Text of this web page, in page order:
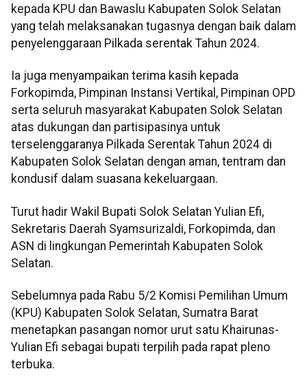
kepada KPU dan Bawaslu Kabupaten Solok Selatan
yang telah melaksanakan tugasnya dengan baik dalam
penyelenggaraan Pilkada serentak Tahun 2024.
Ia juga menyampaikan terima kasih kepada
Forkopimda, Pimpinan Instansi Vertikal, Pimpinan OPD
serta seluruh masyarakat Kabupaten Solok Selatan
atas dukungan dan partisipasinya untuk
terselenggaranya Pilkada Serentak Tahun 2024 di
Kabupaten Solok Selatan dengan aman, tentram dan
kondusif dalam suasana kekeluargaan.
Turut hadir Wakil Bupati Solok Selatan Yulian Efi,
Sekretaris Daerah Syamsurizaldi, Forkopimda, dan
ASN di lingkungan Pemerintah Kabupaten Solok
Selatan.
Sebelumnya pada Rabu 5/2 Komisi Pemilihan Umum
(KPU) Kabupaten Solok Selatan, Sumatra Barat
menetapkan pasangan nomor urut satu Khairunas-
Yulian Efi sebagai bupati terpilih pada rapat pleno
terbuka.